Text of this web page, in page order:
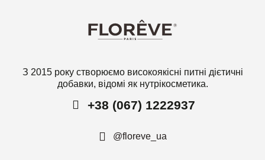
З 2015 року створюємо високоякісні питні дієтичні
добавки, відомі як нутрікосметика.
+38 (067) 1222937
@floreve_ua